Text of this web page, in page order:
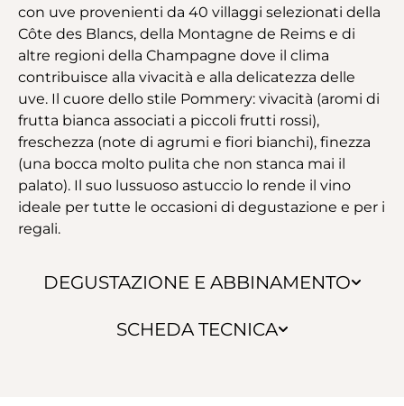
DEGUSTAZIONE E ABBINAMENTO
SCHEDA TECNICA
con uve provenienti da 40 villaggi selezionati della
Côte des Blancs, della Montagne de Reims e di
altre regioni della Champagne dove il clima
contribuisce alla vivacità e alla delicatezza delle
uve. Il cuore dello stile Pommery: vivacità (aromi di
frutta bianca associati a piccoli frutti rossi),
freschezza (note di agrumi e fiori bianchi), finezza
(una bocca molto pulita che non stanca mai il
palato). Il suo lussuoso astuccio lo rende il vino
ideale per tutte le occasioni di degustazione e per i
regali.